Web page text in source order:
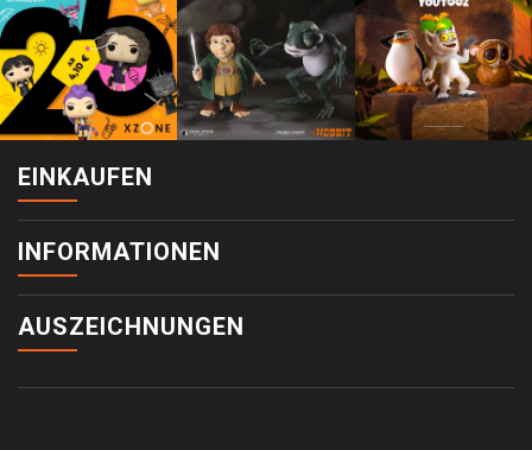
EINKAUFEN
INFORMATIONEN
AUSZEICHNUNGEN